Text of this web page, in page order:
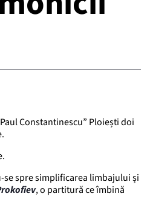
Constantinescu” Ploiești doi
spre simplificarea limbajului și
, o partitură ce îmbină